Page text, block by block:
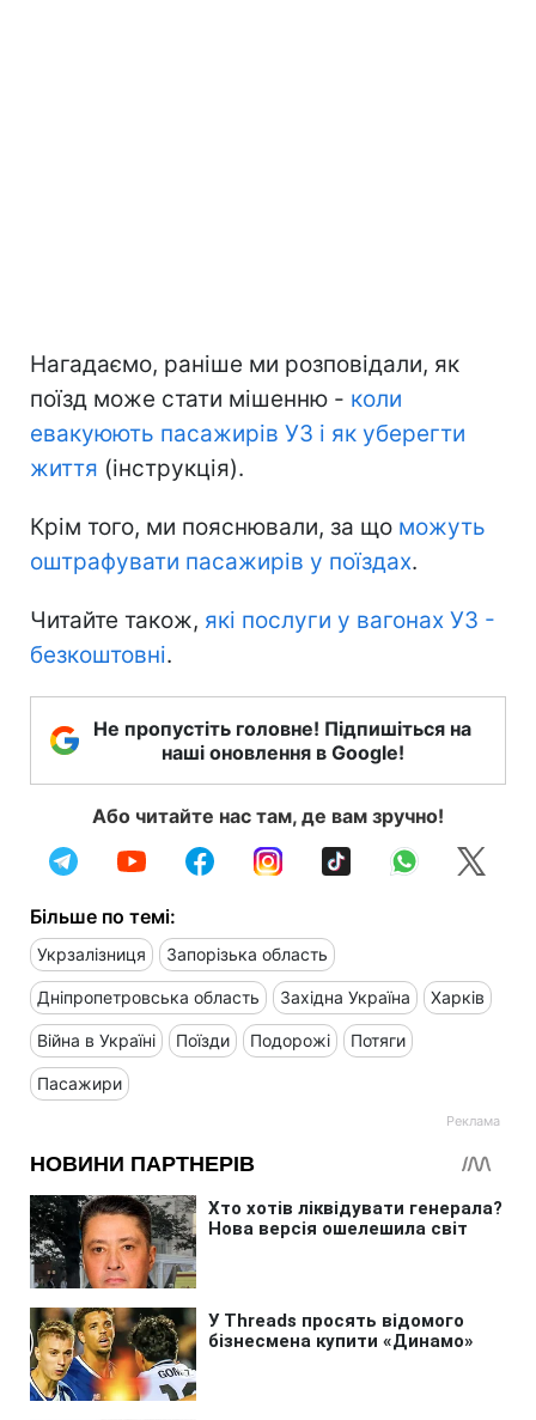
Нагадаємо, раніше ми розповідали, як
поїзд може стати мішенню - коли
евакуюють пасажирів УЗ і як уберегти
життя (інструкція).
Крім того, ми пояснювали, за що можуть
оштрафувати пасажирів у поїздах.
Читайте також, які послуги у вагонах УЗ -
безкоштовні.
Не пропустіть головне! Підпишіться на
наші оновлення в Google!
Або читайте нас там, де вам зручно!
Більше по темі:
Укрзалізниця Запорізька область
Дніпропетровська область Західна Україна Харків
Війна в Україні Поїзди Подорожі Потяги
Пасажири